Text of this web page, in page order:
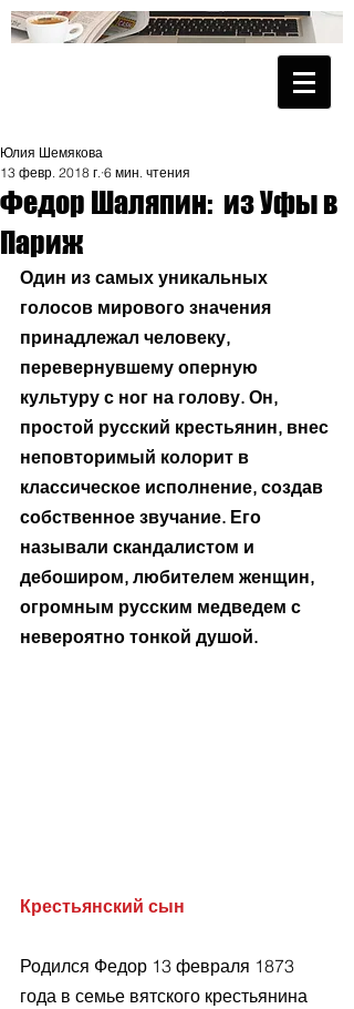
Федор Шаляпин: из Уфы в
Париж
Юлия Шемякова
13 февр. 2018 г. 6 мин. чтения
Один из самых уникальных
голосов мирового значения
принадлежал человеку,
перевернувшему оперную
культуру с ног на голову. Он,
простой русский крестьянин, внес
неповторимый колорит в
классическое исполнение, создав
собственное звучание. Его
называли скандалистом и
дебоширом, любителем женщин,
огромным русским медведем с
невероятно тонкой душой.
Крестьянский сын
Родился Федор 13 февраля 1873
года в семье вятского крестьянина